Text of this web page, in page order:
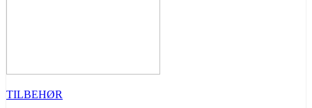
TILBEHØR